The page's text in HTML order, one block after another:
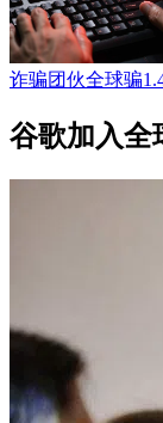
诈骗团伙全球骗
谷歌加入全